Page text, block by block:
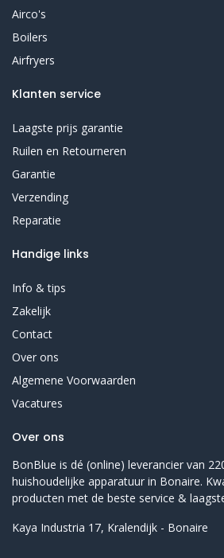
Airco's
Boilers
Airfryers
Klanten service
Laagste prijs garantie
Ruilen en Retourneren
Garantie
Verzending
Reparatie
Handige links
Info & tips
Zakelijk
Contact
Over ons
Algemene Voorwaarden
Vacatures
Over ons
BonBlue is dé (online) leverancier van
huishoudelijke apparatuur in Bonaire.
producten met de beste service &
Kaya Industria 17, Kralendijk - Bonaire